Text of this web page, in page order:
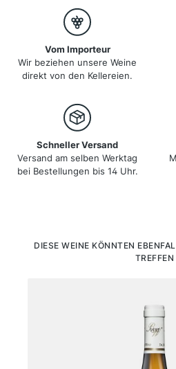
geschätzt werden.
Vom Importeur
Wir beziehen unsere Weine
direkt von den Kellereien.
Schneller Versand
Versand am selben Werktag
bei Bestellungen bis 14 Uhr.
Produktgalerie überspringen
DIESE WEINE KÖNNTEN
TREFFEN